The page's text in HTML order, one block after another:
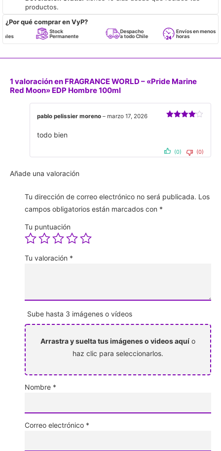
productos.
¿Por qué comprar en VyP?
Stock
Permanente
Despacho
a todo Chile
Envíos en menos de 24
horas
1 valoración en FRAGRANCE WORLD – «Pride Marine
Red Moon» EDP Hombre 100ml
pablo pelissier moreno – marzo 17, 2026
todo bien
(0) (0)
Añade una valoración
Tu dirección de correo electrónico no será publicada. Los
campos obligatorios están marcados con *
Tu puntuación
Tu valoración *
Sube hasta 3 imágenes o vídeos
Arrastra y suelta tus imágenes o videos aquí o
haz clic para seleccionarlos.
Nombre *
Correo electrónico *